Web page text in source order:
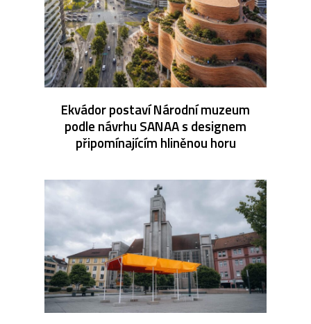
Ekvádor postaví Národní muzeum
podle návrhu SANAA s designem
připomínajícím hliněnou horu